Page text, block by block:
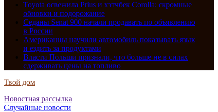
Toyota освежила Prius и хэтчбек Corolla: скромные
обновки и подорожание
Седаны Senat 900 начали продавать по объявлению
в России
Американцы научили автомобиль показывать язык
и ездить за продуктами
Власти Польши признали, что больше не в силах
сдерживать цены на топливо
Твой дом
Новостная рассылка
Случайные новости